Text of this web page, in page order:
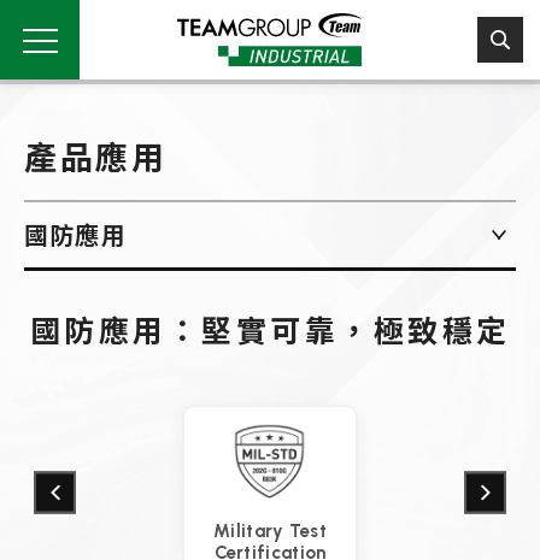
note:
This
website
accessibility
system.
產品應用
國防應用
國防應用：堅實可靠，極致穩定
Military Test
Certification